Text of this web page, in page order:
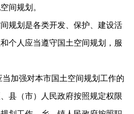
间规划。
划是各类开发、保护、建设活
个人应当遵守国土空间规划，服
加强对本市国土空间规划工作的
县（市）人民政府按照规定权限